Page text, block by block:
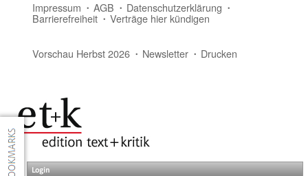
Impressum AGB Datenschutzerklärung
Barrierefreiheit Verträge hier kündigen
Vorschau Herbst 2026 Newsletter Drucken
Login